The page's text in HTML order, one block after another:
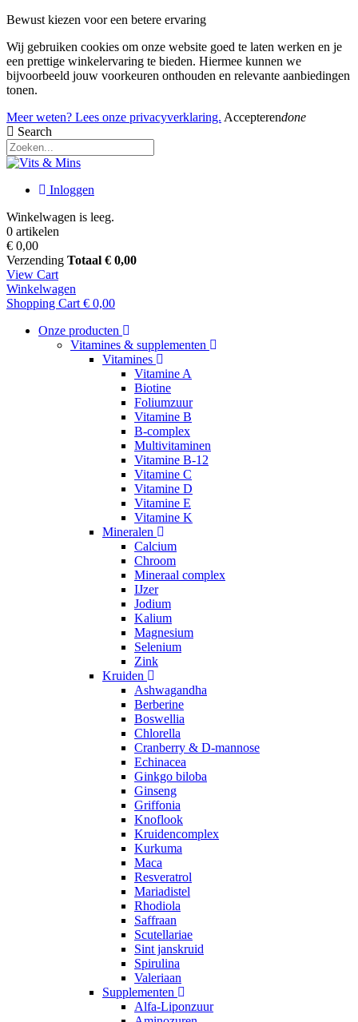
Bewust kiezen voor een betere ervaring
Wij gebruiken cookies om onze website goed te laten werken en je
een prettige winkelervaring te bieden. Hiermee kunnen we
bijvoorbeeld jouw voorkeuren onthouden en relevante aanbiedingen
tonen.
Meer weten? Lees onze privacyverklaring. Accepterendone
Search
Inloggen
Winkelwagen is leeg.
0 artikelen
€ 0,00
Verzending Totaal € 0,00
View Cart
Winkelwagen
Shopping Cart € 0,00
Onze producten
Vitamines & supplementen
Vitamines
Vitamine A
Biotine
Foliumzuur
Vitamine B
B-complex
Multivitaminen
Vitamine B-12
Vitamine C
Vitamine D
Vitamine E
Vitamine K
Mineralen
Calcium
Chroom
Mineraal complex
IJzer
Jodium
Kalium
Magnesium
Selenium
Zink
Kruiden
Ashwagandha
Berberine
Boswellia
Chlorella
Cranberry & D-mannose
Echinacea
Ginkgo biloba
Ginseng
Griffonia
Knoflook
Kruidencomplex
Kurkuma
Maca
Resveratrol
Mariadistel
Rhodiola
Saffraan
Scutellariae
Sint janskruid
Spirulina
Valeriaan
Supplementen
Alfa-Liponzuur